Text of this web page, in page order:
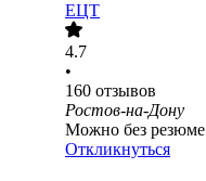
ЕЦТ
4.7
•
160 отзывов
Ростов-на-Дону
Можно без резюме
Откликнуться